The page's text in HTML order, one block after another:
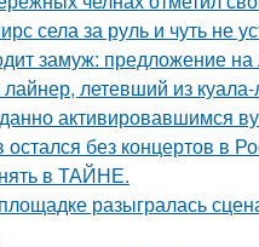
села за руль и чуть не
замуж: предложение
летевший из
активировавшимся
без концертов в
в ТАЙНЕ.
разыгралась